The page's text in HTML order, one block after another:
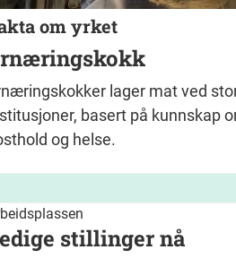
om yrket
lager mat ved
basert på kunnskap
og helse.
stillinger nå